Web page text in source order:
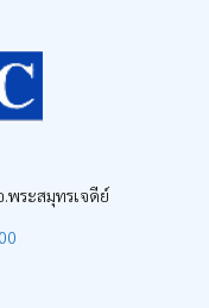
พระสมุทรเจดีย์